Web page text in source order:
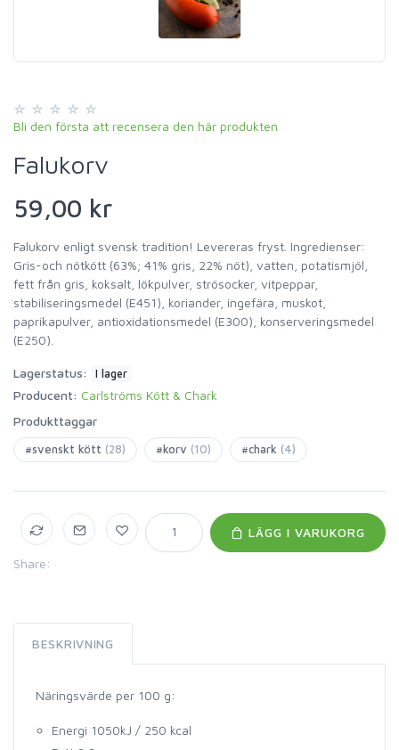
Bli den första att recensera den här produkten
Falukorv
59,00 kr
Falukorv enligt svensk tradition! Levereras fryst. Ingredienser:
Gris-och nötkött (63%; 41% gris, 22% nöt), vatten, potatismjöl,
fett från gris, koksalt, lökpulver, strösocker, vitpeppar,
stabiliseringsmedel (E451), koriander, ingefära, muskot,
paprikapulver, antioxidationsmedel (E300), konserveringsmedel
(E250).
Lagerstatus: I lager
Producent: Carlströms Kött & Chark
Produkttaggar
#svenskt kött (28) #korv (10) #chark (4)
Share:
LÄGG I VARUKORG
BESKRIVNING
Näringsvärde per 100 g:
Energi 1050kJ / 250 kcal